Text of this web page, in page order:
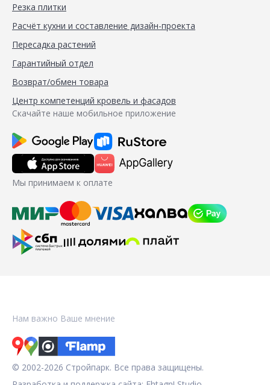
Резка плитки
Расчёт кухни и составление дизайн-проекта
Пересадка растений
Гарантийный отдел
Возврат/обмен товара
Центр компетенций кровель и фасадов
Скачайте наше мобильное приложение
Мы принимаем к оплате
Нам важно Ваше мнение
© 2002-2026 Стройпарк. Все права защищены.